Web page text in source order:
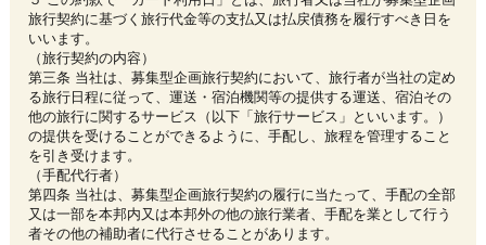
旅行契約に基づく旅行代金等の支払又は払戻債務を履行すべき日を
いいます。
（旅行契約の内容）
第三条 当社は、募集型企画旅行契約において、旅行者が当社の定め
る旅行日程に従って、運送・宿泊機関等の提供する運送、宿泊その
他の旅行に関するサービス（以下「旅行サービス」といいます。）
の提供を受けることができるように、手配し、旅程を管理すること
を引き受けます。
（手配代行者）
第四条 当社は、募集型企画旅行契約の履行に当たって、手配の全部
又は一部を本邦内又は本邦外の他の旅行業者、手配を業として行う
者その他の補助者に代行させることがあります。